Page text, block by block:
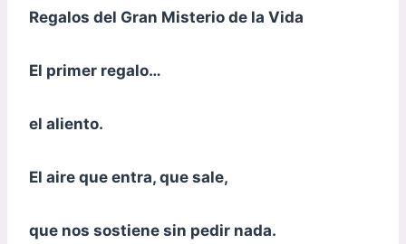
Regalos del Gran Misterio de la Vida
El primer regalo…
el aliento.
El aire que entra, que sale,
que nos sostiene sin pedir nada.